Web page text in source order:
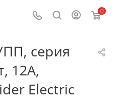
0
серия
12А,
Electric